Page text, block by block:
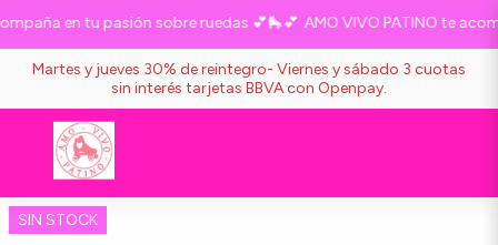
en tu pasión sobre ruedas 💕🛼💕 AMO VIVO PATINO te
Martes y jueves 30% de reintegro- Viernes y sábado 3 cuotas
sin interés tarjetas BBVA con Openpay.
SIN STOCK